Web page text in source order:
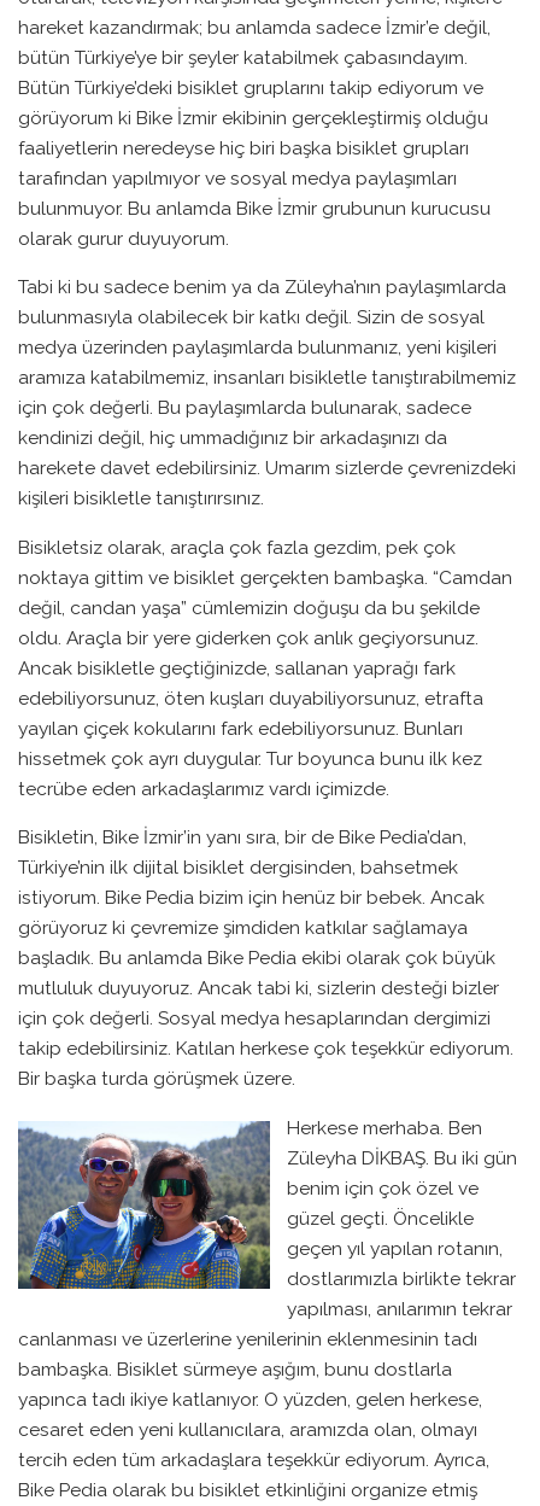
hareket kazandırmak; bu anlamda sadece İzmir’e değil,
bütün Türkiye’ye bir şeyler katabilmek çabasındayım.
Bütün Türkiye’deki bisiklet gruplarını takip ediyorum ve
görüyorum ki Bike İzmir ekibinin gerçekleştirmiş olduğu
faaliyetlerin neredeyse hiç biri başka bisiklet grupları
tarafından yapılmıyor ve sosyal medya paylaşımları
bulunmuyor. Bu anlamda Bike İzmir grubunun kurucusu
olarak gurur duyuyorum.
Tabi ki bu sadece benim ya da Züleyha’nın paylaşımlarda
bulunmasıyla olabilecek bir katkı değil. Sizin de sosyal
medya üzerinden paylaşımlarda bulunmanız, yeni kişileri
aramıza katabilmemiz, insanları bisikletle tanıştırabilmemiz
için çok değerli. Bu paylaşımlarda bulunarak, sadece
kendinizi değil, hiç ummadığınız bir arkadaşınızı da
harekete davet edebilirsiniz. Umarım sizlerde çevrenizdeki
kişileri bisikletle tanıştırırsınız.
Bisikletsiz olarak, araçla çok fazla gezdim, pek çok
noktaya gittim ve bisiklet gerçekten bambaşka. “Camdan
değil, candan yaşa” cümlemizin doğuşu da bu şekilde
oldu. Araçla bir yere giderken çok anlık geçiyorsunuz.
Ancak bisikletle geçtiğinizde, sallanan yaprağı fark
edebiliyorsunuz, öten kuşları duyabiliyorsunuz, etrafta
yayılan çiçek kokularını fark edebiliyorsunuz. Bunları
hissetmek çok ayrı duygular. Tur boyunca bunu ilk kez
tecrübe eden arkadaşlarımız vardı içimizde.
Bisikletin, Bike İzmir’in yanı sıra, bir de Bike Pedia’dan,
Türkiye’nin ilk dijital bisiklet dergisinden, bahsetmek
istiyorum. Bike Pedia bizim için henüz bir bebek. Ancak
görüyoruz ki çevremize şimdiden katkılar sağlamaya
başladık. Bu anlamda Bike Pedia ekibi olarak çok büyük
mutluluk duyuyoruz. Ancak tabi ki, sizlerin desteği bizler
için çok değerli. Sosyal medya hesaplarından dergimizi
takip edebilirsiniz. Katılan herkese çok teşekkür ediyorum.
Bir başka turda görüşmek üzere.
Herkese merhaba. Ben
Züleyha DİKBAŞ. Bu iki gün
benim için çok özel ve
güzel geçti. Öncelikle
geçen yıl yapılan rotanın,
dostlarımızla birlikte tekrar
yapılması, anılarımın tekrar
canlanması ve üzerlerine yenilerinin eklenmesinin tadı
bambaşka. Bisiklet sürmeye aşığım, bunu dostlarla
yapınca tadı ikiye katlanıyor. O yüzden, gelen herkese,
cesaret eden yeni kullanıcılara, aramızda olan, olmayı
tercih eden tüm arkadaşlara teşekkür ediyorum. Ayrıca,
Bike Pedia olarak bu bisiklet etkinliğini organize etmiş